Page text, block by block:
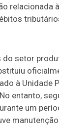
relacionada
do setor
à Unidade
entanto,
um